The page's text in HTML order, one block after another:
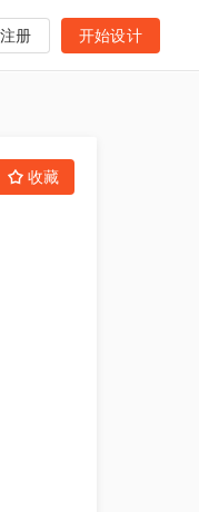
册 开始设计
收藏